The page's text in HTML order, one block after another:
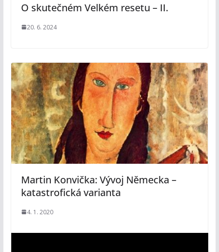
O skutečném Velkém resetu – II.
20. 6. 2024
Martin Konvička: Vývoj Německa –
katastrofická varianta
4. 1. 2020